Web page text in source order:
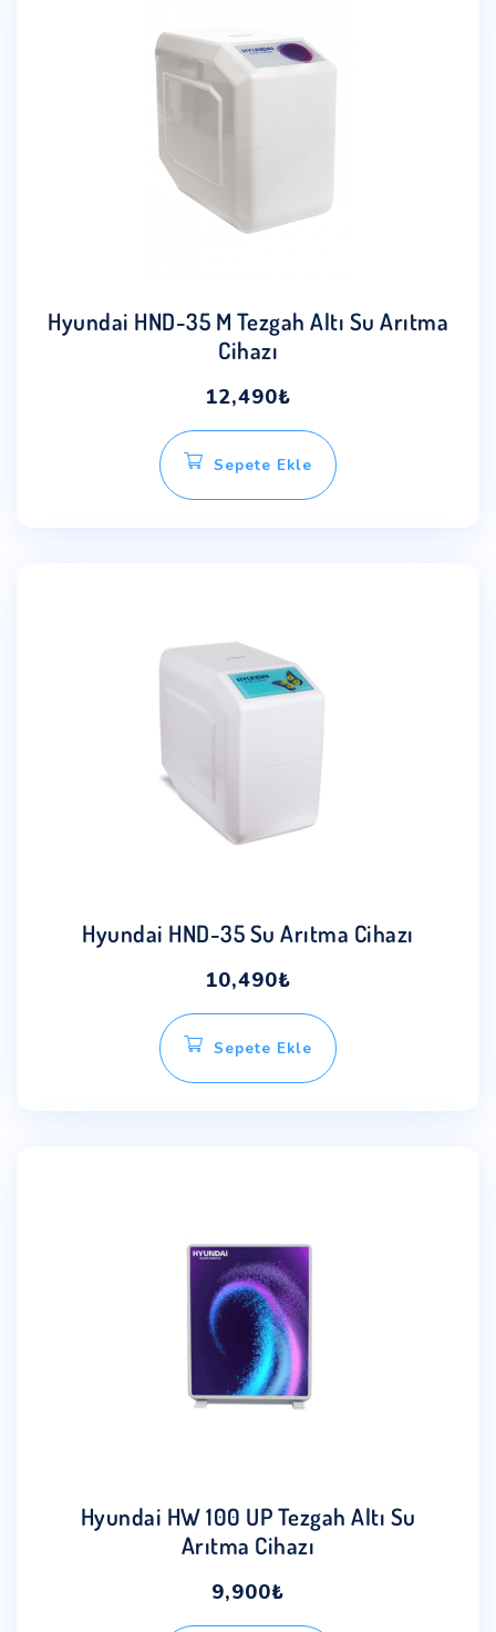
Hyundai HND-35 M Tezgah Altı Su Arıtma
Cihazı
12,490₺
Sepete Ekle
Hyundai HND-35 Su Arıtma Cihazı
10,490₺
Sepete Ekle
Hyundai HW 100 UP Tezgah Altı Su
Arıtma Cihazı
9,900₺